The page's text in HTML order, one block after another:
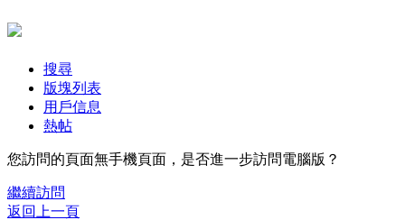
搜尋
版塊列表
用戶信息
熱帖
您訪問的頁面無手機頁面，是否進一步訪問電腦版？
繼續訪問
返回上一頁